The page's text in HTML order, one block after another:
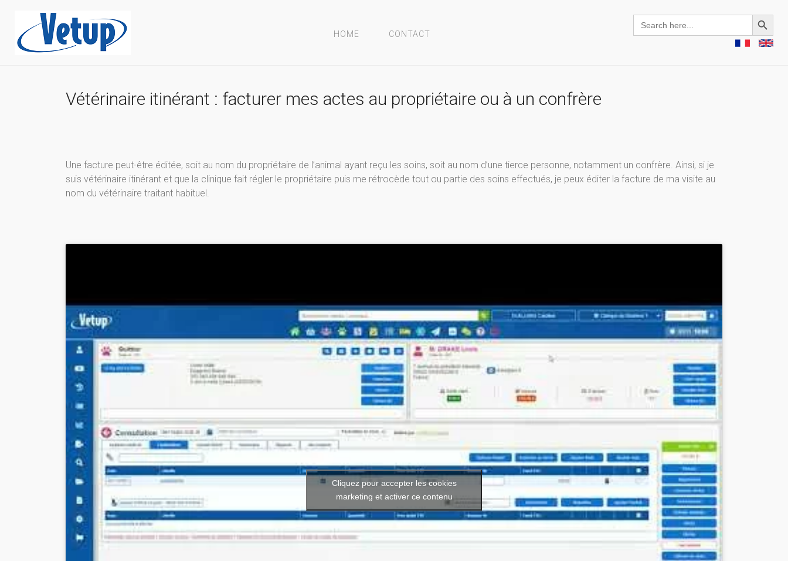
HOME CONTACT
Search
for:
Search Button
Vétérinaire itinérant : facturer mes actes au propriétaire ou à un confrère
Une facture peut-être éditée, soit au nom du propriétaire de l’animal ayant reçu les soins, soit au nom d’une tierce personne, notamment un confrère. Ainsi, si je
suis vétérinaire itinérant et que la clinique fait régler le propriétaire puis me rétrocède tout ou partie des soins effectués, je peux éditer la facture de ma visite au
nom du vétérinaire traitant habituel.
Cliquez pour accepter les cookies
marketing et activer ce contenu